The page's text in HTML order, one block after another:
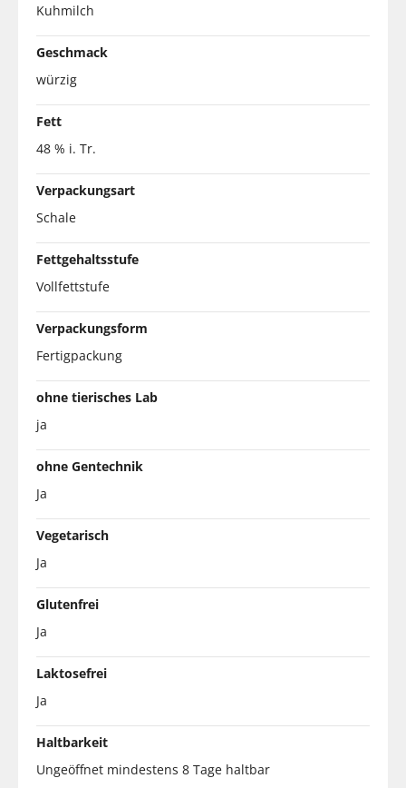
Kuhmilch
Geschmack
würzig
Fett
48 % i. Tr.
Verpackungsart
Schale
Fettgehaltsstufe
Vollfettstufe
Verpackungsform
Fertigpackung
ohne tierisches Lab
ja
ohne Gentechnik
Ja
Vegetarisch
Ja
Glutenfrei
Ja
Laktosefrei
Ja
Haltbarkeit
Ungeöffnet mindestens 8 Tage haltbar